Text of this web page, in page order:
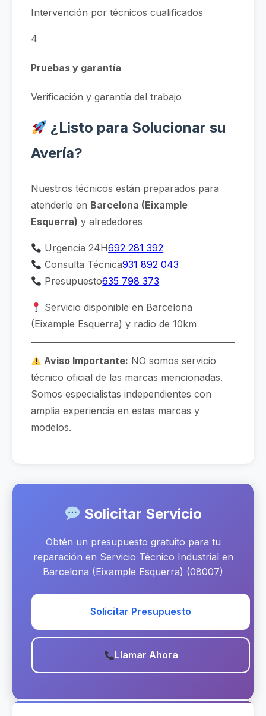
Intervención por técnicos cualificados
4
Pruebas y garantía
Verificación y garantía del trabajo
¿Listo para Solucionar su
Avería?
Nuestros técnicos están preparados para
atenderle en Barcelona (Eixample
Esquerra) y alrededores
Urgencia 24H692 281 392
Consulta Técnica931 892 043
Presupuesto635 798 373
Servicio disponible en Barcelona
(Eixample Esquerra) y radio de 10km
Aviso Importante: NO somos servicio
técnico oficial de las marcas mencionadas.
Somos especialistas independientes con
amplia experiencia en estas marcas y
modelos.
Solicitar Servicio
Obtén un presupuesto gratuito para tu
reparación en Servicio Técnico Industrial en
Barcelona (Eixample Esquerra) (08007)
Solicitar Presupuesto
Llamar Ahora